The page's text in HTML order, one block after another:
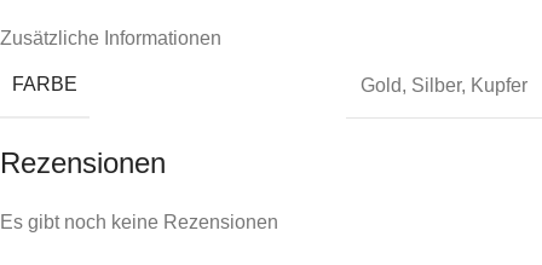
Zusätzliche Informationen
FARBE Gold, Silber, Kupfer
Rezensionen
Es gibt noch keine Rezensionen